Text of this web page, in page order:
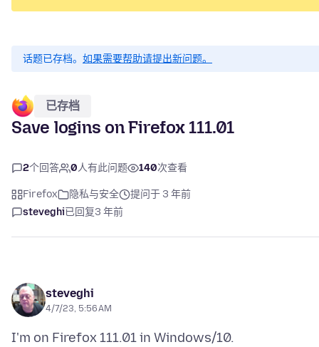
话题已存档。 如果需要帮助请提出新问题。
已存档
Save logins on Firefox 111.01
2个回答 0人有此问题 140次查看
Firefox 隐私与安全
提问于 3 年前
steveghi已回复3 年前
steveghi
4/7/23, 5:56 AM
I'm on Firefox 111.01 in Windows/10.